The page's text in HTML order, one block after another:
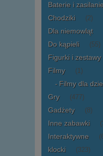
Baterie i
Chodziki (2)
Dla niemowląt
Do kąpieli (55)
Figurki i zestawy
Filmy (1)
Filmy dla
Gry (477)
Gadżety (8)
Inne zabawki
Interaktywne
klocki (323)